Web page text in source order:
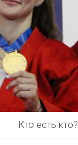
Кто есть кто?